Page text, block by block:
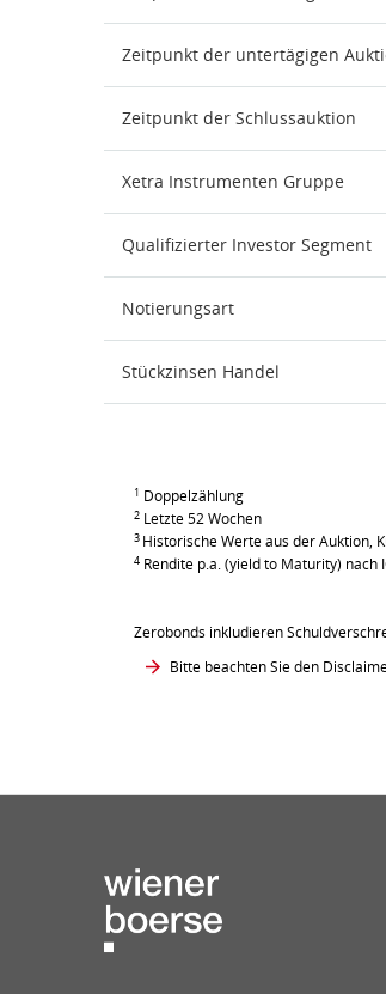
Zeitpunkt der untertägigen
Zeitpunkt der Schlussauktion
Xetra Instrumenten Gruppe
Qualifizierter Investor Segment
Notierungsart
Stückzinsen Handel
1 Doppelzählung
2 Letzte 52 Wochen
3 Historische Werte aus der Auktion,
4 Rendite p.a. (yield to Maturity)
Zerobonds inkludieren
Bitte beachten Sie den